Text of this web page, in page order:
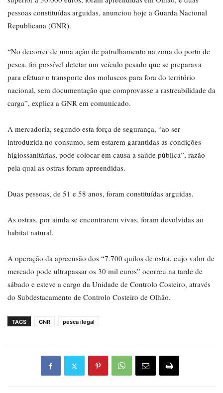
pessoas constituídas arguidas, anunciou hoje a Guarda Nacional
Republicana (GNR).
“No decorrer de uma ação de patrulhamento na zona do porto de
pesca, foi possível detetar um veículo pesado que se preparava
para efetuar o transporte dos moluscos para fora do território
nacional, sem documentação que comprovasse a rastreabilidade da
carga”, explica a GNR em comunicado.
A mercadoria, segundo esta força de segurança, “ao ser
introduzida no consumo, sem estarem garantidas as condições
higiossanitárias, pode colocar em causa a saúde pública”, razão
pela qual as ostras foram apreendidas.
Duas pessoas, de 51 e 58 anos, foram constituídas arguidas.
As ostras, por ainda se encontrarem vivas, foram devolvidas ao
habitat natural.
A operação da apreensão dos “7.700 quilos de ostra, cujo valor de
mercado pode ultrapassar os 30 mil euros” ocorreu na tarde de
sábado e esteve a cargo da Unidade de Controlo Costeiro, através
do Subdestacamento de Controlo Costeiro de Olhão.
TAGS GNR pesca ilegal